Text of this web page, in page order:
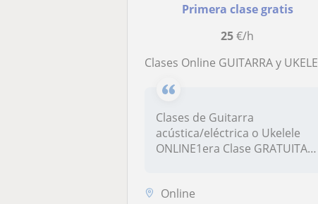
Primera clase gratis
25€/h
Clases Online GUITARRA y UKELELE. El Foco: tus Intereses y Metas. ¡ 1era sesión!
Clases de Guitarra
acústica/eléctrica o Ukelele
ONLINE1era Clase GRATUITA
Online